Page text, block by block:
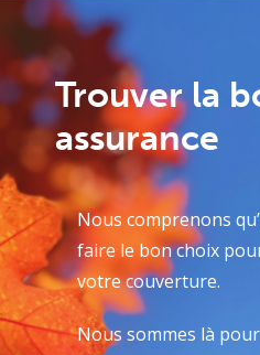
Trouver la
assurance
Nous comprenons
faire le bon choix
votre couverture.
Nous sommes là